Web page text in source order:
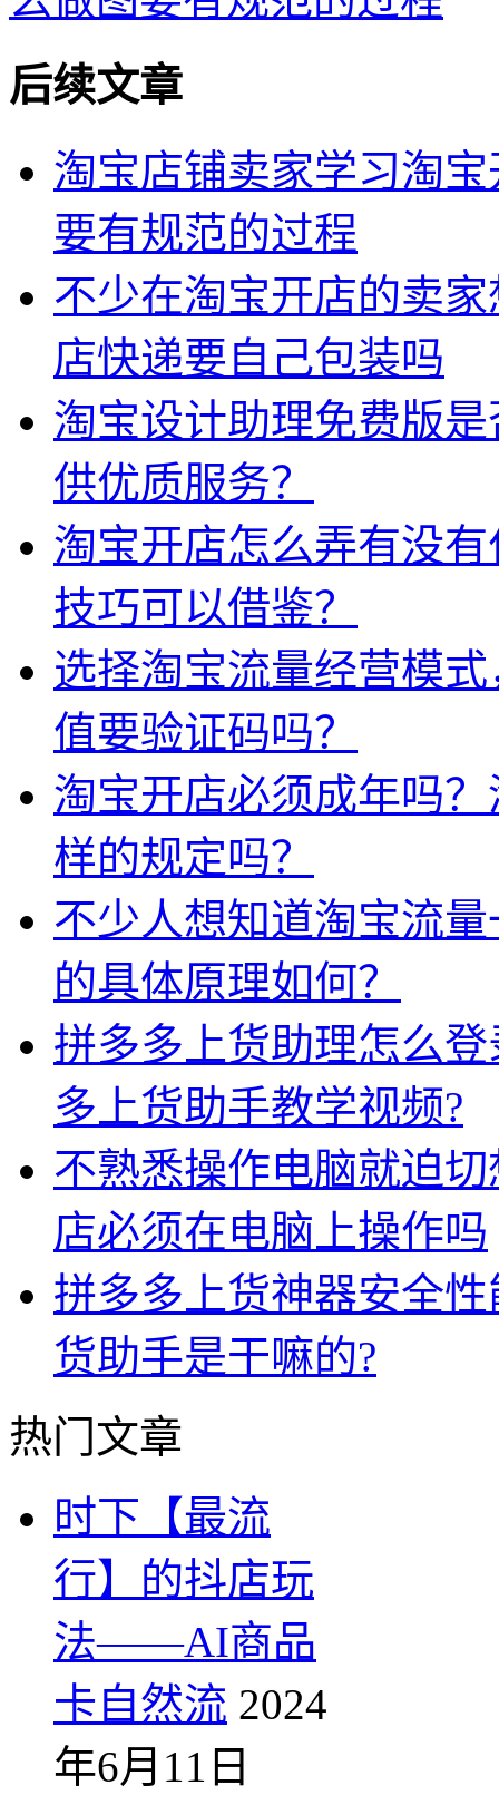
后续文章
淘宝店铺卖家学习淘
要有规范的过程
不少在淘宝开店的卖
店快递要自己包装吗
淘宝设计助理免费版
供优质服务？
淘宝开店怎么弄有没
技巧可以借鉴？
选择淘宝流量经营模
值要验证码吗？
淘宝开店必须成年吗
样的规定吗？
不少人想知道淘宝流
的具体原理如何？
拼多多上货助理怎么
多上货助手教学视频?
不熟悉操作电脑就迫
店必须在电脑上操作吗
拼多多上货神器安全
货助手是干嘛的?
热门文章
时下【最流
行】的抖店玩
法——AI商品
卡自然流 2024
年6月11日